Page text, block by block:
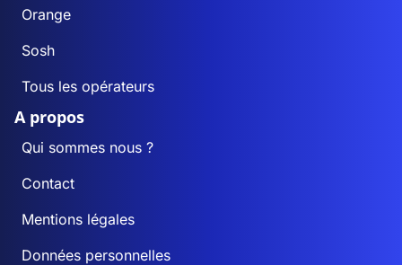
Orange
Sosh
Tous les opérateurs
A propos
Qui sommes nous ?
Contact
Mentions légales
Données personnelles